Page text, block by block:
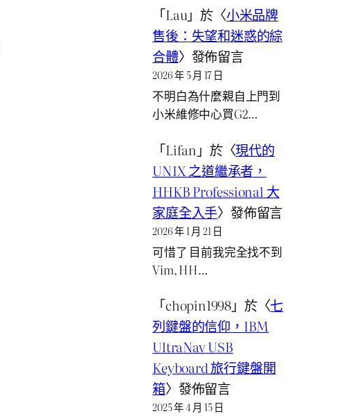
「Lau」於〈小米品牌
售後：失望和迷惑的綜
合體〉發佈留言
2026 年 5 月 17 日
不明白為什麼親自上門到
小米維修中心買G2…
「Lifan 」於〈現代的
UNIX 之道繼承者，
HHKB Professional 大
家庭全入手〉發佈留言
2026 年 1 月 21 日
可惜了 目前我完全找不到
Vim, HH…
「chopin1998」於〈七
列鍵盤的信仰，IBM
UltraNav USB
Keyboard 旅行鍵盤開
箱〉發佈留言
2025 年 4 月 15 日